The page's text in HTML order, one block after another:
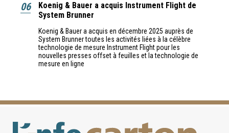
06
Koenig & Bauer a acquis Instrument Flight de
System Brunner
Koenig & Bauer a acquis en décembre 2025 auprès de
System Brunner toutes les activités liées à la célèbre
technologie de mesure Instrument Flight pour les
nouvelles presses offset à feuilles et la technologie de
mesure en ligne